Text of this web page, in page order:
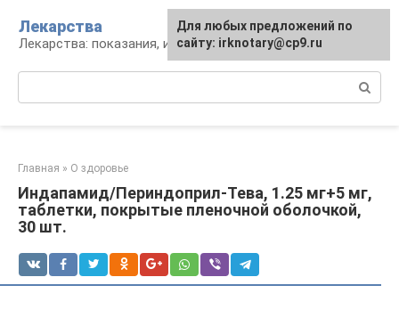
контенту
Лекарства
Лекарства: показания, инструкция, аналоги
Главная » О здоровье
Индапамид/Периндоприл-Тева, 1.25 мг+5 мг,
таблетки, покрытые пленочной оболочкой,
30 шт.
Для любых предложений по
сайту: irknotary@cp9.ru